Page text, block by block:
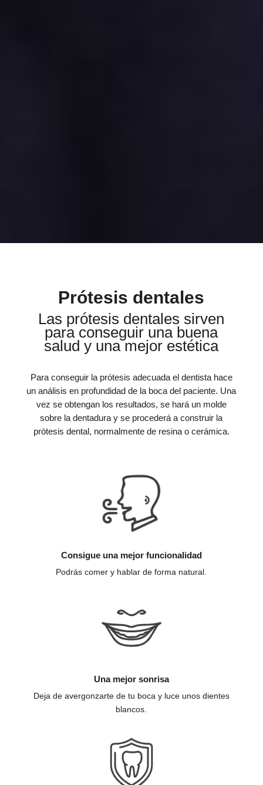
Prótesis dentales
Las prótesis dentales sirven
para conseguir una buena
salud y una mejor estética
Para conseguir la prótesis adecuada el dentista hace
un análisis en profundidad de la boca del paciente. Una
vez se obtengan los resultados, se hará un molde
sobre la dentadura y se procederá a construir la
prótesis dental, normalmente de resina o cerámica.
Consigue una mejor funcionalidad
Podrás comer y hablar de forma natural.
Una mejor sonrisa
Deja de avergonzarte de tu boca y luce unos dientes
blancos.